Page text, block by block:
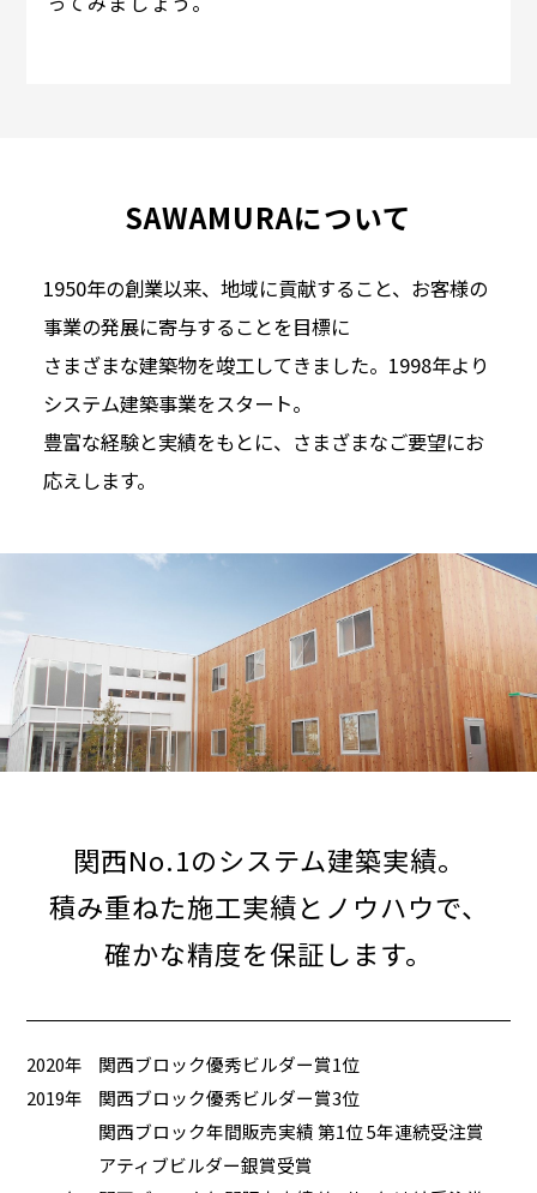
SAWAMURAについて
1950年の創業以来、地域に貢献すること、お客様の
事業の発展に寄与することを目標に
さまざまな建築物を竣工してきました。1998年より
システム建築事業をスタート。
豊富な経験と実績をもとに、さまざまなご要望にお
応えします。
関西No.1のシステム建築実績。
積み重ねた施工実績とノウハウで、
確かな精度を保証します。
2020年
関西ブロック優秀ビルダー賞1位
2019年
関西ブロック優秀ビルダー賞3位
関西ブロック年間販売実績 第1位 5年連続受注賞
アティブビルダー銀賞受賞